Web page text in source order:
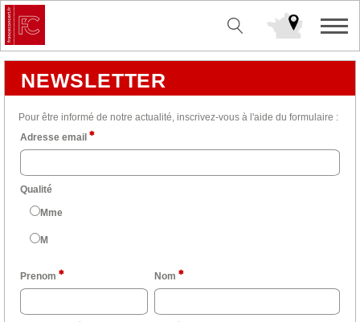
NEWSLETTER
Pour être informé de notre actualité, inscrivez-vous à l'aide du formulaire :
Adresse email
Qualité
Mme
M
Prenom Nom